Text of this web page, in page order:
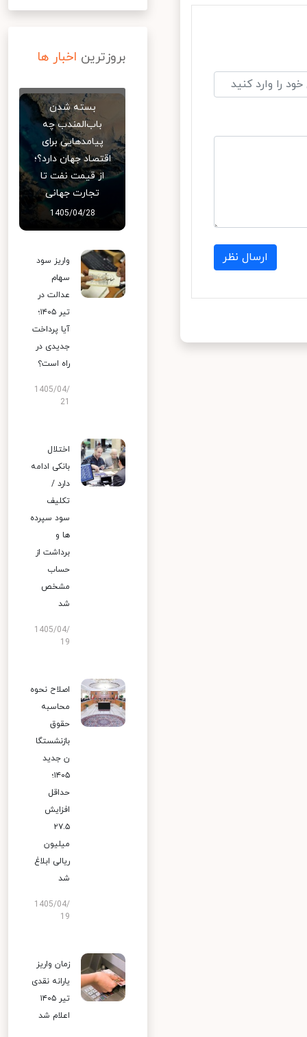
ارسال نظر
بروزترین اخبار ها
بسته شدن
باب‌المندب چه
پیامدهایی برای
اقتصاد جهان دارد؟؛
از قیمت نفت تا
تجارت جهانی
1405/04/28
واریز سود
سهام
عدالت در
تیر ۱۴۰۵؛
آیا پرداخت
جدیدی در
راه است؟
1405/04/
اختلال
بانکی ادامه
دارد /
تکلیف
سود سپرده
ها و
برداشت از
حساب
مشخص
شد
1405/04/
19
اصلاح نحوه
محاسبه
حقوق
بازنشستگا
ن جدید
۱۴۰۵؛
حداقل
افزایش
۲۷.۵
میلیون
ریالی ابلاغ
شد
1405/04/
19
زمان واریز
یارانه نقدی
تیر ۱۴۰۵
اعلام شد